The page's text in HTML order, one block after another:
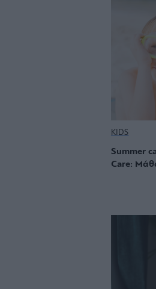
KIDS
Summer
Care: